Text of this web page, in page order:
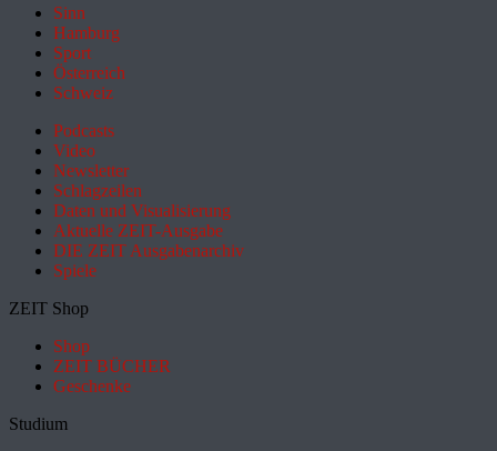
Sinn
Hamburg
Sport
Österreich
Schweiz
Podcasts
Video
Newsletter
Schlagzeilen
Daten und Visualisierung
Aktuelle ZEIT-Ausgabe
DIE ZEIT Ausgabenarchiv
Spiele
ZEIT Shop
Shop
ZEIT BÜCHER
Geschenke
Studium